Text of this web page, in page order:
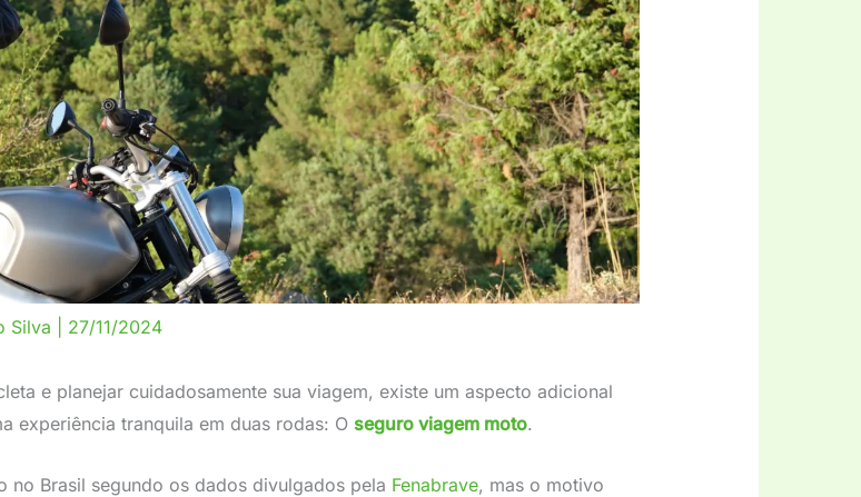
Silva 27/11/2024
e planejar cuidadosamente sua viagem, existe um aspecto adicional
experiência tranquila em duas rodas: O seguro viagem moto.
Brasil segundo os dados divulgados pela Fenabrave, mas o motivo